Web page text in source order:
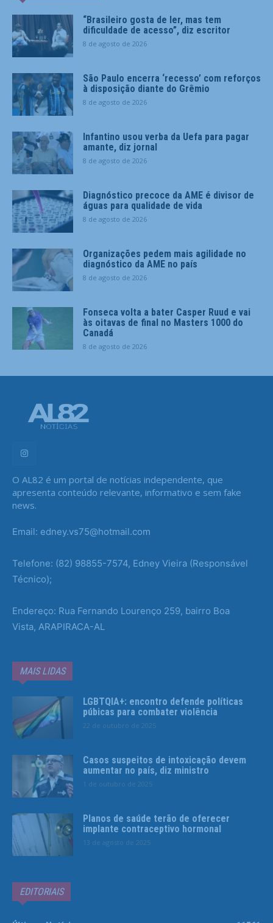
“Brasileiro gosta de ler, mas tem
dificuldade de acesso”, diz escritor
8 de agosto de 2026
São Paulo encerra ‘recesso’ com reforços
à disposição diante do Grêmio
8 de agosto de 2026
Infantino usou verba da Uefa para pagar
amante, diz jornal
8 de agosto de 2026
Diagnóstico precoce da AME é divisor de
águas para qualidade de vida
8 de agosto de 2026
Organizações pedem mais agilidade no
diagnóstico da AME no país
8 de agosto de 2026
Fonseca volta a bater Casper Ruud e vai
às oitavas de final no Masters 1000 do
Canadá
8 de agosto de 2026
O AL82 é um portal de notícias independente, que
apresenta conteúdo relevante, informativo e sem fake
news.
Email: edney.vs75@hotmail.com
Telefone: (82) 98855-7574, Edney Vieira (Responsável
Técnico);
Endereço: Rua Fernando Lourenço 259, bairro Boa
Vista, ARAPIRACA-AL
MAIS LIDAS
LGBTQIA+: encontro defende políticas
púbicas para combater violência
22 de outubro de 2025
Casos suspeitos de intoxicação devem
aumentar no país, diz ministro
1 de outubro de 2025
Planos de saúde terão de oferecer
implante contraceptivo hormonal
13 de agosto de 2025
EDITORIAIS